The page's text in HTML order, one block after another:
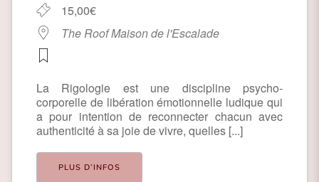
15,00€
The Roof Maison de l'Escalade
La Rigologie est une discipline psycho-
corporelle de libération émotionnelle ludique qui
a pour intention de reconnecter chacun avec
authenticité à sa joie de vivre, quelles [...]
PLUS D’INFOS